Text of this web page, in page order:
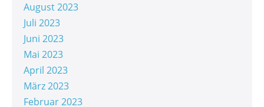
August 2023
Juli 2023
Juni 2023
Mai 2023
April 2023
März 2023
Februar 2023